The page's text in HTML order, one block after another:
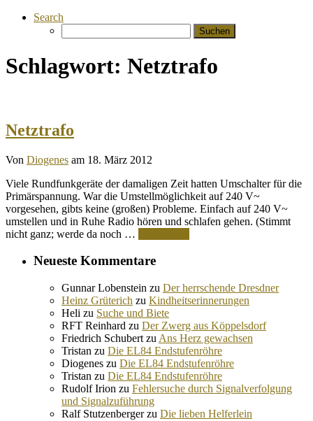
Search
nach:
Schlagwort: Netztrafo
Netztrafo
Von Diogenes am 18. März 2012
Viele Rundfunkgeräte der damaligen Zeit hatten Umschalter für die
Primärspannung. War die Umstellmöglichkeit auf 240 V~
vorgesehen, gibts keine (großen) Probleme. Einfach auf 240 V~
umstellen und in Ruhe Radio hören und schlafen gehen. (Stimmt
nicht ganz; werde da noch …
Neueste Kommentare
Gunnar Lobenstein zu Der herrschende Dresdner
Heinz Grüterich zu Kindheitserinnerungen
Heli zu Suche und Biete
RFT Reinhard zu Der Zwerg aus Köppelsdorf
Friedrich Schubert zu Ans Herz gewachsen
Tristan zu Die EL84 Endstufenröhre
Diogenes zu Die EL84 Endstufenröhre
Tristan zu Die EL84 Endstufenröhre
Rudolf Irion zu Fehlersuche durch Signalverfolgung
und Signalzuführung
Ralf Stutzenbergerzu Die lieben Helferlein